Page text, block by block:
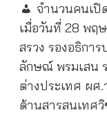
จำนวนคนเปิ
เมื่อวันที่ 28 พฤ
สรวง รองอธิกา
ลักษณ์ พรมเสน
ต่างประเทศ ผศ
ด้านสารสนเทศ